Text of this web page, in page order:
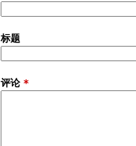
标题
评论 *